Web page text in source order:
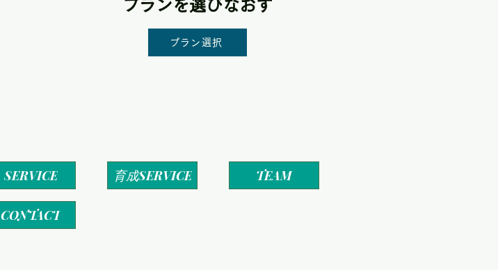
プランを選びなおす
プラン選択
SERVICE 育成SERVICE TEAM
CONTACT